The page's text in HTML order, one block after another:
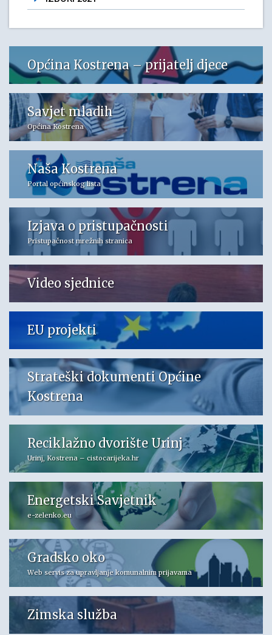
Općina Kostrena – prijatelj djece
Savjet mladih
Općina Kostrena
Naša Kostrena
Portal općinskog lista
Izjava o pristupačnosti
Pristupačnost mrežnih stranica
Video sjednice
EU projekti
Strateški dokumenti Općine
Kostrena
Reciklažno dvorište Urinj
Urinj, Kostrena – cistocarijeka.hr
Energetski Savjetnik
e-zelenko.eu
Gradsko oko
Web servis za upravljanje komunalnim prijavama
Zimska služba